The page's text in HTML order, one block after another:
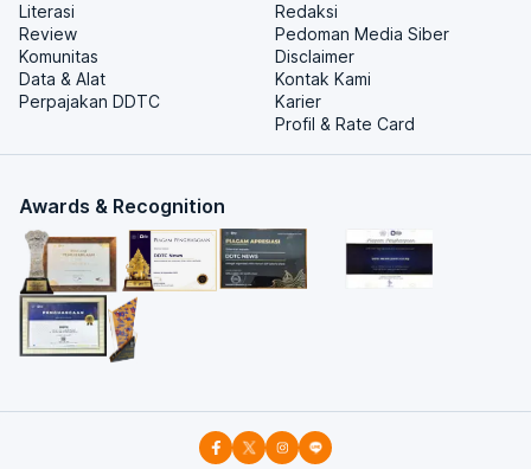
Literasi
Review
Komunitas
Data & Alat
Perpajakan DDTC
Redaksi
Pedoman Media Siber
Disclaimer
Kontak Kami
Karier
Profil & Rate Card
Awards & Recognition